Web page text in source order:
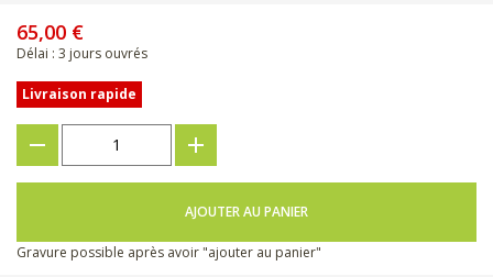
65,00 €
Délai : 3 jours ouvrés
Livraison rapide
AJOUTER AU PANIER
Gravure possible après avoir "ajouter au panier"